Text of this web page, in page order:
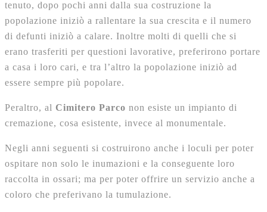
tenuto, dopo pochi anni dalla sua costruzione la
popolazione iniziò a rallentare la sua crescita e il numero
di defunti iniziò a calare. Inoltre molti di quelli che si
erano trasferiti per questioni lavorative, preferirono portare
a casa i loro cari, e tra l’altro la popolazione iniziò ad
essere sempre più popolare.
Peraltro, al Cimitero Parco non esiste un impianto di
cremazione, cosa esistente, invece al monumentale.
Negli anni seguenti si costruirono anche i loculi per poter
ospitare non solo le inumazioni e la conseguente loro
raccolta in ossari; ma per poter offrire un servizio anche a
coloro che preferivano la tumulazione.